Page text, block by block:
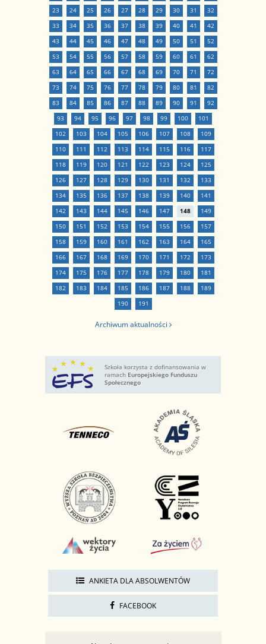
23
24 25 26 27 28 29 30 31
32
33
34 35 36 37 38 39 40 41
42
43
44 45 46 47 48 49 50 51
52
53
54 55 56 57 58 59 60 61
62
63
64 65 66 67 68 69 70 71
72
73
74 75 76 77 78 79 80 81
82
83
84 85 86 87 88 89 90 91
92
93
94 95 96 97 98 99 100
101
102
103 104 105 106 107 108
109
110
111 112 113 114 115 116
117
118
119 120 121 122 123 124
125
126
127 128 129 130 131 132
133
134
135 136 137 138 139 140
141
142
143 144 145 146 147 148
149
150
151 152 153 154 155 156
157
158
159 160 161 162 163 164
165
166
167 168 169 170 171 172
173
174
175 176 177 178 179 180
181
182
183 184 185 186 187 188
189
190
191
Archiwum aktualności
Szkoła korzysta z dofinansowania w
ramach Europejskiego Funduszu
Społecznego
ANKIETA DLA ABSOLWENTÓW
FACEBOOK